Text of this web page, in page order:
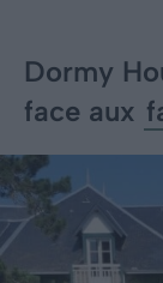
Dormy
face aux